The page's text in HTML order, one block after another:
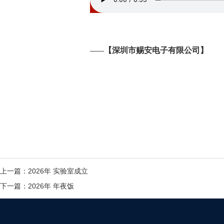
—— 【深圳市赐安电子有限公司】
上一篇： 2026年 实验室成立
下一篇： 2026年 年夜饭